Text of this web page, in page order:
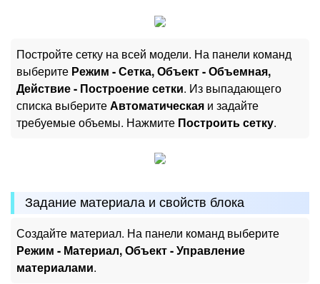
Постройте сетку на всей модели. На панели команд
выберите Режим - Сетка, Объект - Объемная,
Действие - Построение сетки. Из выпадающего
списка выберитеАвтоматическая и задайте
требуемые объемы. Нажмите Построить сетку.
Задание материала и свойств блока
Создайте материал. На панели команд выберите
Режим - Материал, Объект - Управление
материалами.